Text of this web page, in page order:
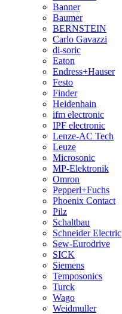
Banner
Baumer
BERNSTEIN
Carlo Gavazzi
di-soric
Eaton
Endress+Hauser
Festo
Finder
Heidenhain
ifm electronic
IPF electronic
Lenze-AC Tech
Leuze
Microsonic
MP-Elektronik
Omron
Pepperl+Fuchs
Phoenix Contact
Pilz
Schaltbau
Schneider Electric
Sew-Eurodrive
SICK
Siemens
Temposonics
Turck
Wago
Weidmuller